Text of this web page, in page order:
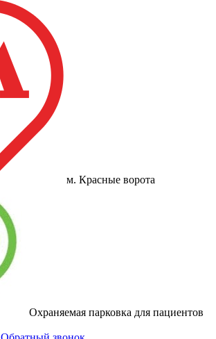
м. Красные ворота
Охраняемая парковка для пациентов